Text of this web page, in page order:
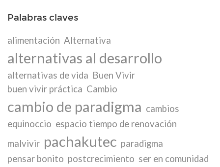
Palabras claves
alimentación Alternativa
alternativas al desarrollo
alternativas de vida Buen Vivir
buen vivir práctica Cambio
cambio de paradigma cambios
equinoccio espacio tiempo de renovación
malvivir pachakutec paradigma
pensar bonito postcrecimiento ser en comunidad